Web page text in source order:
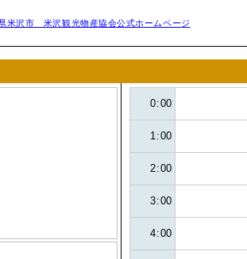
0:00
1:00
2:00
3:00
4:00